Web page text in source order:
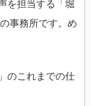
を担当する「堀
事務所です。め
のこれまでの仕